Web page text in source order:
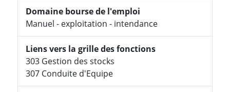
Domaine bourse de l'emploi
Manuel - exploitation - intendance
Liens vers la grille des fonctions
303 Gestion des stocks
307 Conduite d'Equipe